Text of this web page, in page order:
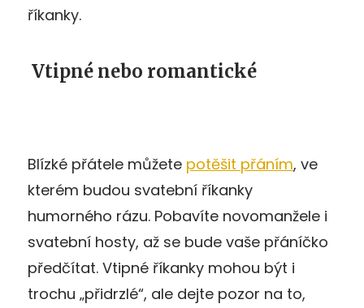
říkanky.
Vtipné nebo romantické
Blízké přátele můžete potěšit přáním, ve
kterém budou svatební říkanky
humorného rázu. Pobavíte novomanžele i
svatební hosty, až se bude vaše přáníčko
předčítat. Vtipné říkanky mohou být i
trochu „přidrzlé“, ale dejte pozor na to,